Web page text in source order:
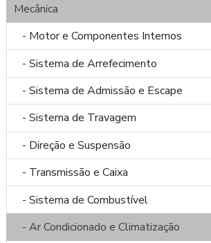
Mecânica
- Motor e Componentes Internos
- Sistema de Arrefecimento
- Sistema de Admissão e Escape
- Sistema de Travagem
- Direção e Suspensão
- Transmissão e Caixa
- Sistema de Combustível
- Ar Condicionado e Climatização